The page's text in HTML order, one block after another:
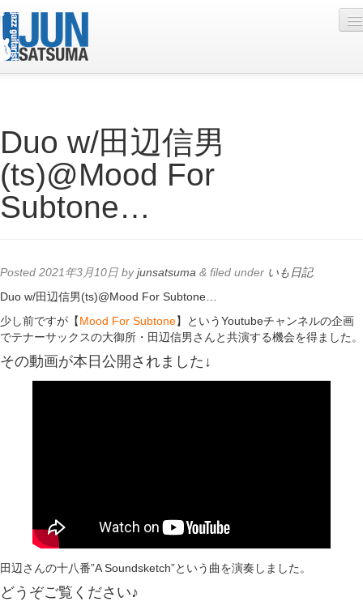
Live Schedule
Discography
Diary
YouTube
Online Lesson
Duo w/田辺信男
(ts)@Mood For
Subtone…
Posted 2021年3月10日 byjunsatsuma & filed under いも日記.
Duo w/田辺信男(ts)@Mood For Subtone…
少し前ですが【Mood For Subtone】というYoutubeチャンネルの企画
でテナーサックスの大御所・田辺信男さんと共演する機会を得ました。
その動画が本日公開されました↓
田辺さんの十八番”A Soundsketch”という曲を演奏しました。
どうぞご覧ください♪